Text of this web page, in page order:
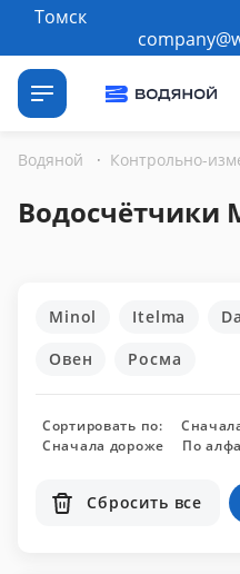
Томск
Водяной ·
Водосчётчики
Minol Itelma
Овен
Росма
Сортировать по:
Сначала дороже
По
Сбросить все